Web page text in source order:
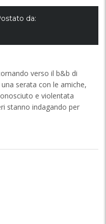
da:
verso il b&b di
serata con le amiche,
e violentata
stanno indagando per